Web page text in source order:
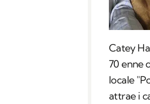
Catey
70 enne
locale
attrae i